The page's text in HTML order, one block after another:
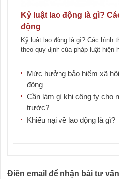
Kỷ luật lao động là gì?
động
Kỷ luật lao động là gì? Các hình
theo quy định của pháp luật hiện
Mức hưởng bảo hiểm xã
động
Cần làm gì khi công ty cho
trước?
Khiếu nại về lao động là gì?
Điền email để nhận bài tư